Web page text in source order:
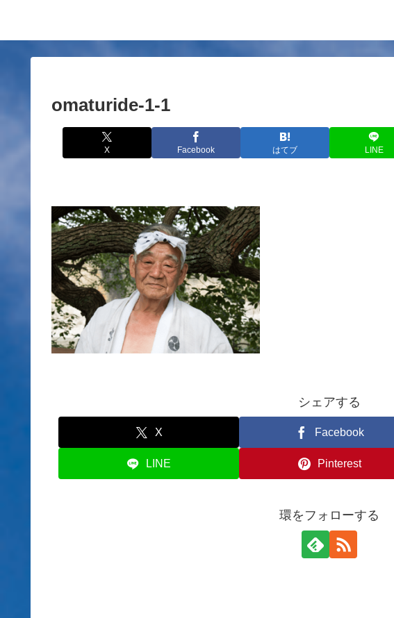
omaturide-1-1
X Facebook はてブ LINE
シェアする
X Facebook
LINE Pinterest
環をフォローする